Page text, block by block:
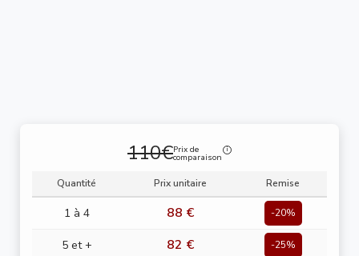
110€Prix de
comparaison
Quantité Prix unitaire Remise
1 à 4 88 € -20%
5 et + 82 € -25%